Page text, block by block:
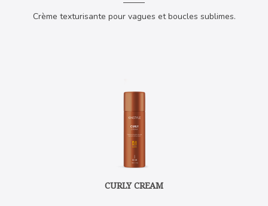
Crème texturisante pour vagues et boucles sublimes.
CURLY CREAM